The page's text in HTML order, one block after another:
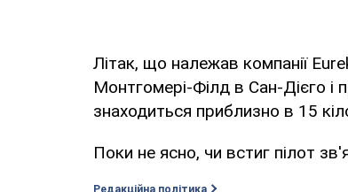
Літак, що належав компанії
Монтгомері-Філд в Сан-Дієго і
знаходиться приблизно в 15
Поки не ясно, чи встиг пілот
Редакційна політика